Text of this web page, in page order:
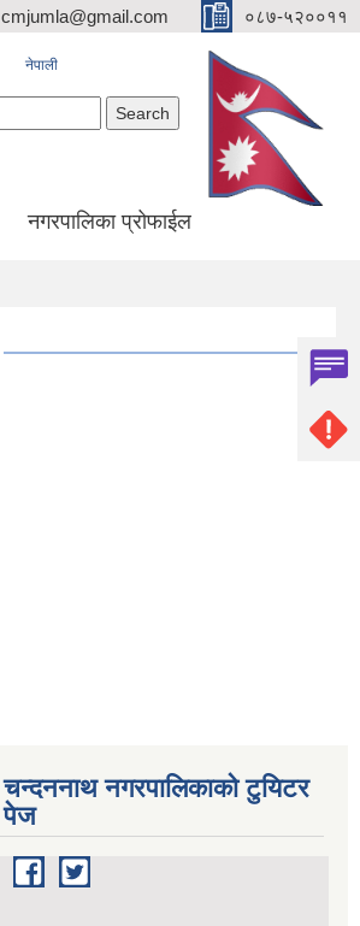
cmjumla@gmail.com ०८७-५२००११
नेपाली
नगरपालिका प्रोफाईल
चन्दननाथ नगरपालिकाको टुयिटर
पेज